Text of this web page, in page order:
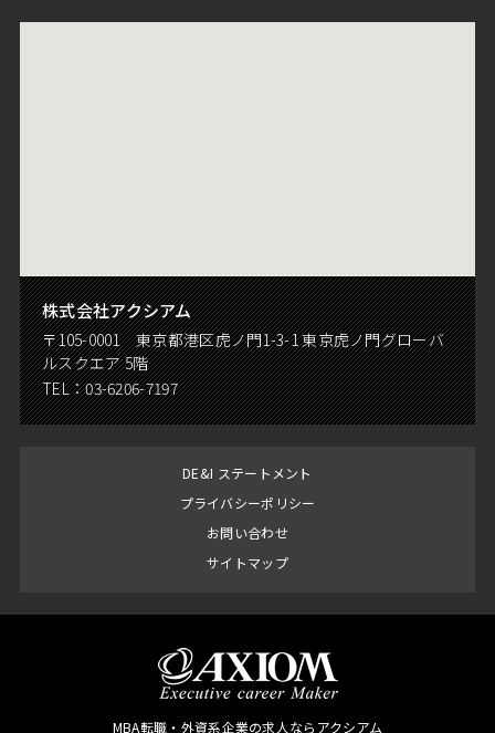
株式会社アクシアム
〒105-0001 東京都港区虎ノ門1-3-1 東京虎ノ門グローバ
ルスクエア 5階
TEL：03-6206-7197
DE&I ステートメント
プライバシーポリシー
お問い合わせ
サイトマップ
MBA転職・外資系企業の求人ならアクシアム